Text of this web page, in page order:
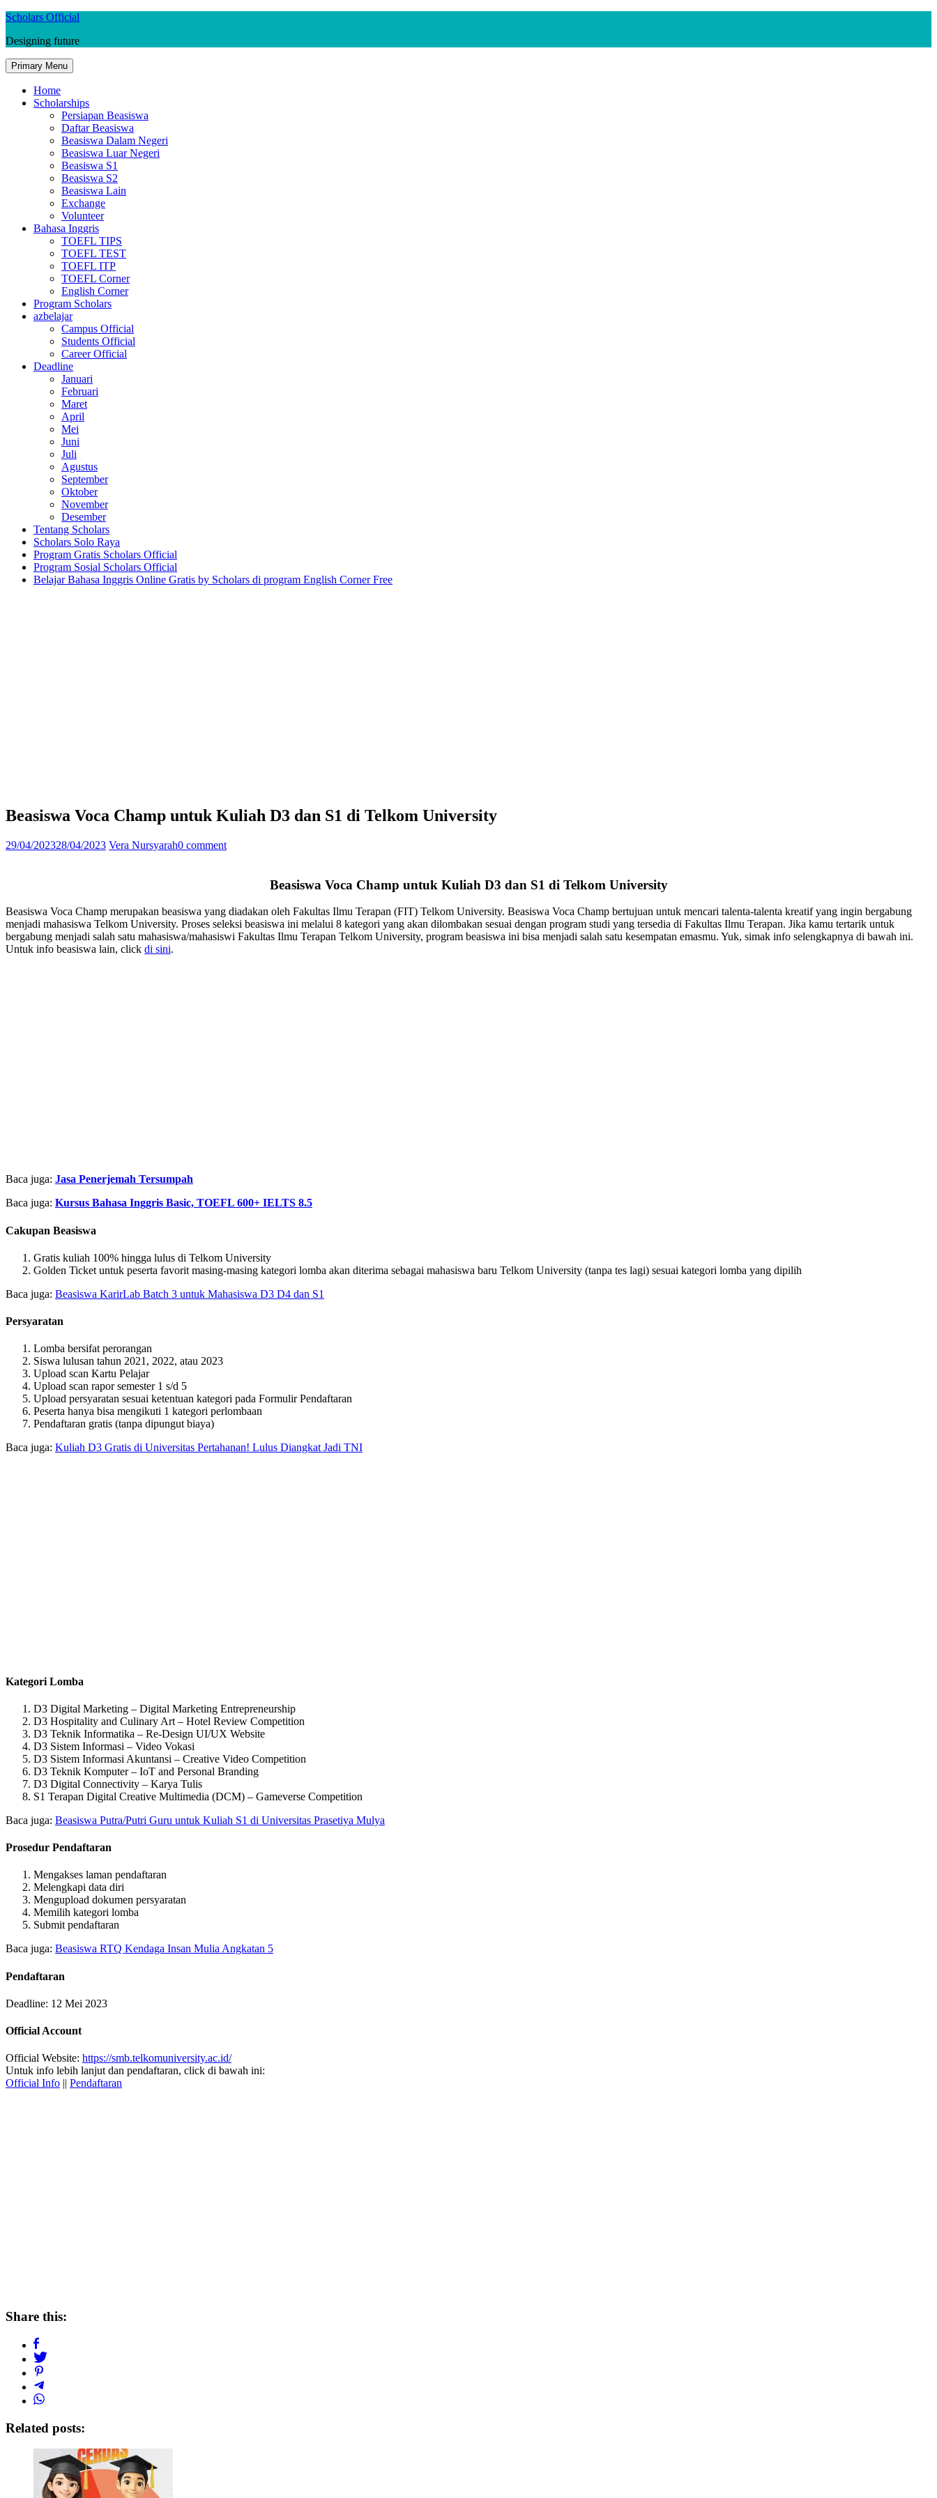
Skip
content
Scholars Official
Designing future
Primary Menu
Home
Scholarships
Persiapan Beasiswa
Daftar Beasiswa
Beasiswa Dalam Negeri
Beasiswa Luar Negeri
Beasiswa S1
Beasiswa S2
Beasiswa Lain
Exchange
Volunteer
Bahasa Inggris
TOEFL TIPS
TOEFL TEST
TOEFL ITP
TOEFL Corner
English Corner
Program Scholars
azbelajar
Campus Official
Students Official
Career Official
Deadline
Januari
Februari
Maret
April
Mei
Juni
Juli
Agustus
September
Oktober
November
Desember
Tentang Scholars
Scholars Solo Raya
Program Gratis Scholars Official
Program Sosial Scholars Official
Belajar Bahasa Inggris Online Gratis by Scholars di program English Corner Free
Beasiswa Voca Champ untuk Kuliah D3 dan S1 di Telkom University
29/04/202328/04/2023 Vera Nursyarah0 comment
Beasiswa Voca Champ untuk Kuliah D3 dan S1 di Telkom University
Beasiswa Voca Champ merupakan beasiswa yang diadakan oleh Fakultas Ilmu Terapan (FIT) Telkom University. Beasiswa Voca Champ bertujuan untuk mencari talenta-talenta kreatif yang ingin bergabung
menjadi mahasiswa Telkom University. Proses seleksi beasiswa ini melalui 8 kategori yang akan dilombakan sesuai dengan program studi yang tersedia di Fakultas Ilmu Terapan. Jika kamu tertarik untuk
bergabung menjadi salah satu mahasiswa/mahasiswi Fakultas Ilmu Terapan Telkom University, program beasiswa ini bisa menjadi salah satu kesempatan emasmu. Yuk, simak info selengkapnya di bawah ini.
Untuk info beasiswa lain, click di sini.
Baca juga: Jasa Penerjemah Tersumpah
Baca juga: Kursus Bahasa Inggris Basic, TOEFL 600+ IELTS 8.5
Cakupan Beasiswa
Gratis kuliah 100% hingga lulus di Telkom University
Golden Ticket untuk peserta favorit masing-masing kategori lomba akan diterima sebagai mahasiswa baru Telkom University (tanpa tes lagi) sesuai kategori lomba yang dipilih
Baca juga: Beasiswa KarirLab Batch 3 untuk Mahasiswa D3 D4 dan S1
Persyaratan
Lomba bersifat perorangan
Siswa lulusan tahun 2021, 2022, atau 2023
Upload scan Kartu Pelajar
Upload scan rapor semester 1 s/d 5
Upload persyaratan sesuai ketentuan kategori pada Formulir Pendaftaran
Peserta hanya bisa mengikuti 1 kategori perlombaan
Pendaftaran gratis (tanpa dipungut biaya)
Baca juga: Kuliah D3 Gratis di Universitas Pertahanan! Lulus Diangkat Jadi TNI
Kategori Lomba
D3 Digital Marketing – Digital Marketing Entrepreneurship
D3 Hospitality and Culinary Art – Hotel Review Competition
D3 Teknik Informatika – Re-Design UI/UX Website
D3 Sistem Informasi – Video Vokasi
D3 Sistem Informasi Akuntansi – Creative Video Competition
D3 Teknik Komputer – IoT and Personal Branding
D3 Digital Connectivity – Karya Tulis
S1 Terapan Digital Creative Multimedia (DCM) – Gameverse Competition
Baca juga: Beasiswa Putra/Putri Guru untuk Kuliah S1 di Universitas Prasetiya Mulya
Prosedur Pendaftaran
Mengakses laman pendaftaran
Melengkapi data diri
Mengupload dokumen persyaratan
Memilih kategori lomba
Submit pendaftaran
Baca juga: Beasiswa RTQ Kendaga Insan Mulia Angkatan 5
Pendaftaran
Deadline: 12 Mei 2023
Official Account
Official Website: https://smb.telkomuniversity.ac.id/
Untuk info lebih lanjut dan pendaftaran, click di bawah ini:
Official Info || Pendaftaran
Share this:
Related posts: